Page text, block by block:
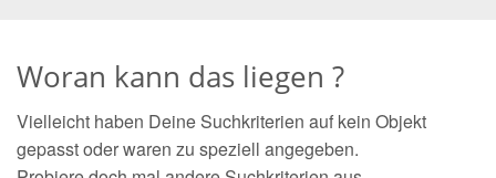
Woran kann das liegen ?
Vielleicht haben Deine Suchkriterien auf kein Objekt
gepasst oder waren zu speziell angegeben.